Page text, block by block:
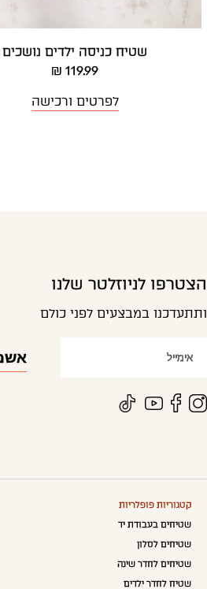
שטיח כניסה ילדים נושכים
119.99 ₪
לפרטים ורכישה
הצטרפו לניוזלטר שלנו
ותתעדכנו במבצעים לפני כולם
קטגוריות פופלריות
שטיחים בעבודת יד
שטיחים לסלון
שטיחים לחדר שינה
שטיח לחדר ילדים